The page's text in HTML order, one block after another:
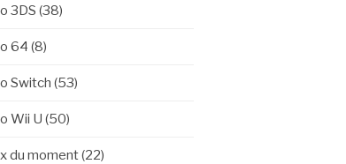
3DS (38)
64 (8)
Switch (53)
Wii U (50)
du moment(22)